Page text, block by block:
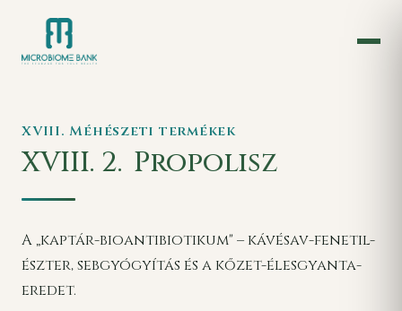
XVIII. Méhészeti termékek
XVIII. 2. Propolisz
A „kaptár-bioantibiotikum" – kávésav-fenetil-
észter, sebgyógyítás és a kőzet-élesgyanta-
eredet.